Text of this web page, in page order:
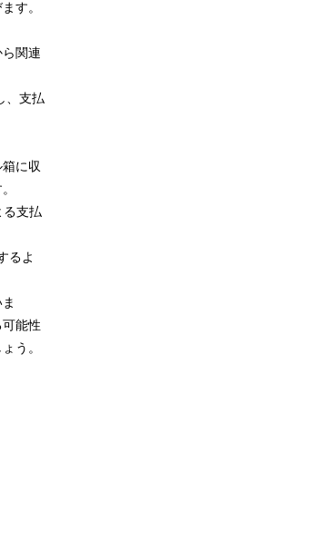
す。
関連
、支払
に収
る支払
るよ
能性
う。